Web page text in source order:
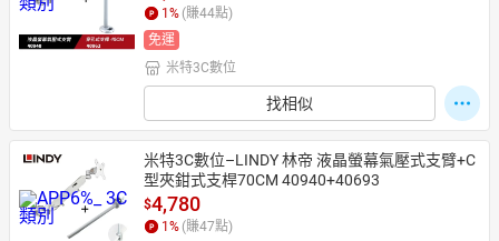
1 % (賺44點)
免運
米特3C數位
找相似
米特3C數位–LINDY 林帝 液晶螢幕氣壓式支臂+C
型夾鉗式支桿70CM 40940+40693
$4,780
1 % (賺47點)